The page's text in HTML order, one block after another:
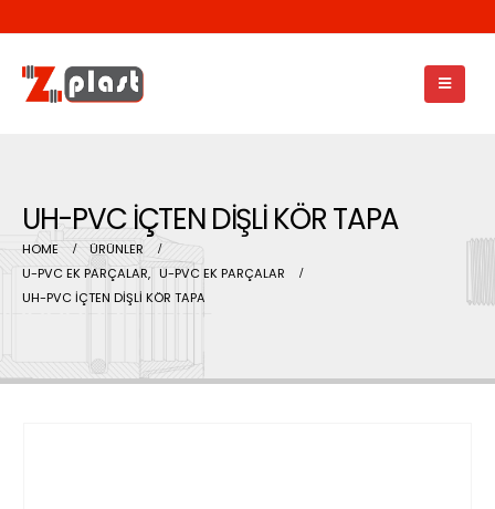
UH-PVC İÇTEN DİŞLİ KÖR TAPA
HOME
ÜRÜNLER
U-PVC EK PARÇALAR, U-PVC EK PARÇALAR
UH-PVC İÇTEN DİŞLİ KÖR TAPA